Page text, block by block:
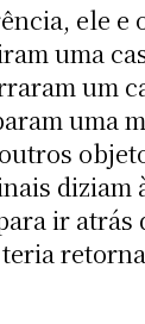
ele e
uma
um
uma
diziam
ir atrás